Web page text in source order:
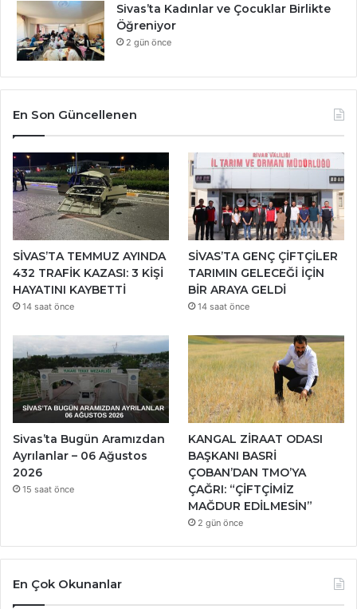
Sivas’ta Kadınlar ve Çocuklar Birlikte
Öğreniyor
2 gün önce
En Son Güncellenen
SİVAS’TA TEMMUZ AYINDA
432 TRAFİK KAZASI: 3 KİŞİ
HAYATINI KAYBETTİ
14 saat önce
SİVAS’TA GENÇ ÇİFTÇİLER
TARIMIN GELECEĞİ İÇİN
BİR ARAYA GELDİ
14 saat önce
Sivas’ta Bugün Aramızdan
Ayrılanlar – 06 Ağustos
2026
15 saat önce
KANGAL ZİRAAT ODASI
BAŞKANI BASRİ
ÇOBAN’DAN TMO’YA
ÇAĞRI: “ÇİFTÇİMİZ
MAĞDUR EDİLMESİN”
2 gün önce
En Çok Okunanlar